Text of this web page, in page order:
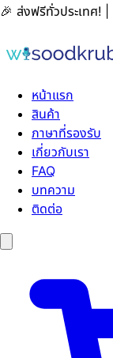
🎉 ส่งฟรีทั่วประเทศ!
หน้าแรก
สินค้า
ภาษาที่รองรับ
เกี่ยวกับเรา
FAQ
บทความ
ติดต่อ